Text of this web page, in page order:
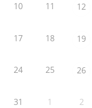
10 11 12
17 18 19
24 25 26
31 1 2